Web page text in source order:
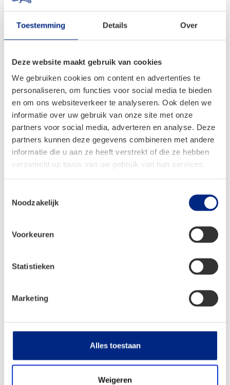
Toestemming Details Over
Deze website maakt gebruik van cookies
We gebruiken cookies om content en advertenties te
personaliseren, om functies voor social media te bieden
en om ons websiteverkeer te analyseren. Ook delen we
informatie over uw gebruik van onze site met onze
partners voor social media, adverteren en analyse. Deze
partners kunnen deze gegevens combineren met andere
informatie die u aan ze heeft verstrekt of die ze hebben
verzameld op basis van uw gebruik van hun services.
Noodzakelijk
Voorkeuren
Statistieken
Marketing
Alles toestaan
Weigeren
Bürstner B66 490 TL
2026
1700 kg
Slaapplaatsen 4
Breedte 232 cm
Bürstner B66 535 TL